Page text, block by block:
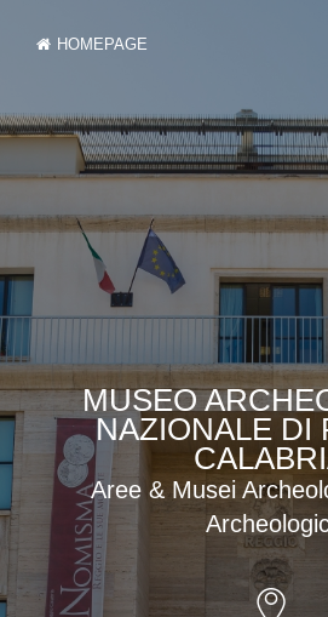
HOMEPAGE
MUSEO
NAZIONALE DI
Aree & Musei